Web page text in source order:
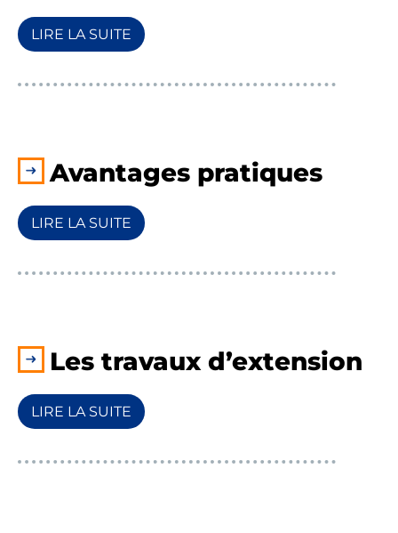
LIRE LA SUITE
Avantages pratiques
LIRE LA SUITE
Les travaux d’extension
LIRE LA SUITE